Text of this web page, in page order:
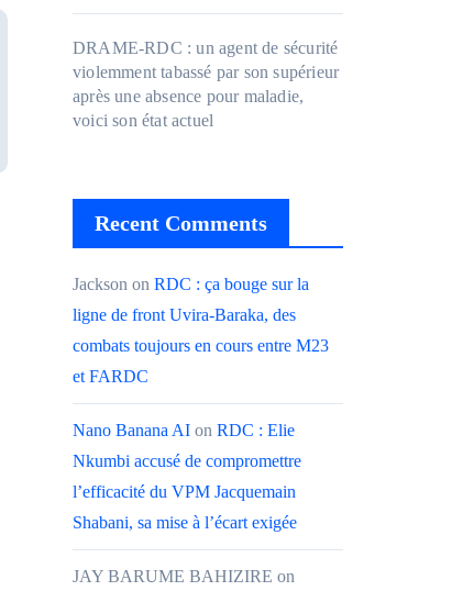
DRAME-RDC : un agent de sécurité
violemment tabassé par son supérieur
après une absence pour maladie,
voici son état actuel
Recent Comments
Jackson on RDC : ça bouge sur la
ligne de front Uvira-Baraka, des
combats toujours en cours entre M23
et FARDC
Nano Banana AI on RDC : Elie
Nkumbi accusé de compromettre
l’efficacité du VPM Jacquemain
Shabani, sa mise à l’écart exigée
JAY BARUME BAHIZIRE on